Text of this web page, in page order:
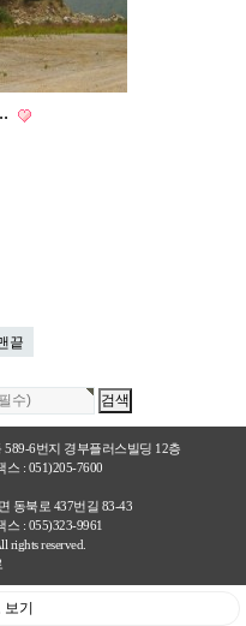
끝
6번지 경부플러스빌딩 12층
: 051)205-7600
동북로 437번길 83-43
: 055)323-9961
rights reserved.
기